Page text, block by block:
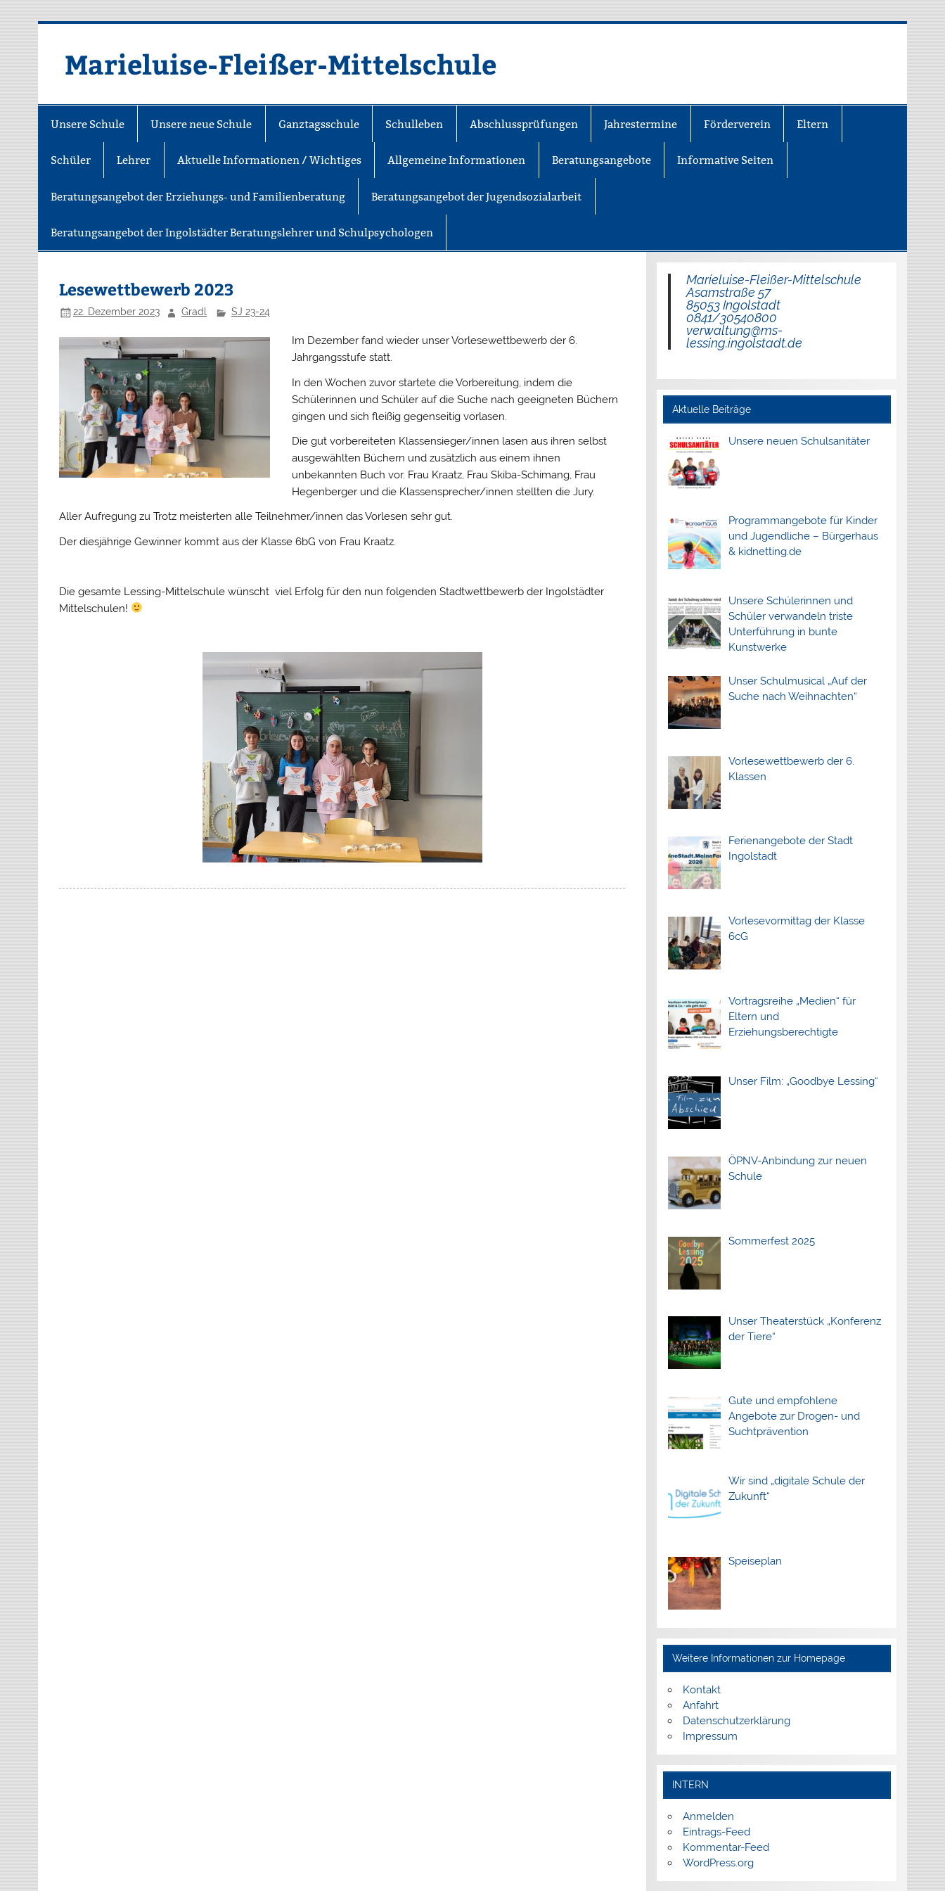
Marieluise-Fleißer-Mittelschule
Unsere Schule Unsere neue Schule Ganztagsschule Schulleben Abschlussprüfungen Jahrestermine Förderverein Eltern
Schüler Lehrer Aktuelle Informationen / Wichtiges Allgemeine Informationen Beratungsangebote Informative Seiten
Beratungsangebot der Erziehungs- und Familienberatung Beratungsangebot der Jugendsozialarbeit
Beratungsangebot der Ingolstädter Beratungslehrer und Schulpsychologen
Lesewettbewerb 2023
22. Dezember 2023 Gradl SJ 23-24
Im Dezember fand wieder unser Vorlesewettbewerb der 6.
Jahrgangsstufe statt.
In den Wochen zuvor startete die Vorbereitung, indem die
Schülerinnen und Schüler auf die Suche nach geeigneten Büchern
gingen und sich fleißig gegenseitig vorlasen.
Die gut vorbereiteten Klassensieger/innen lasen aus ihren selbst
ausgewählten Büchern und zusätzlich aus einem ihnen
unbekannten Buch vor. Frau Kraatz, Frau Skiba-Schimang, Frau
Hegenberger und die Klassensprecher/innen stellten die Jury.
Aller Aufregung zu Trotz meisterten alle Teilnehmer/innen das Vorlesen sehr gut.
Der diesjährige Gewinner kommt aus der Klasse 6bG von Frau Kraatz.
Die gesamte Lessing-Mittelschule wünscht viel Erfolg für den nun folgenden Stadtwettbewerb der Ingolstädter
Mittelschulen!
Marieluise-Fleißer-Mittelschule
Asamstraße 57
85053 Ingolstadt
0841/30540800
verwaltung@ms-
lessing.ingolstadt.de
Aktuelle Beiträge
Unsere neuen Schulsanitäter
Programmangebote für Kinder
und Jugendliche – Bürgerhaus
& kidnetting.de
Unsere Schülerinnen und
Schüler verwandeln triste
Unterführung in bunte
Kunstwerke
Unser Schulmusical „Auf der
Suche nach Weihnachten“
Vorlesewettbewerb der 6.
Klassen
Ferienangebote der Stadt
Ingolstadt
Vorlesevormittag der Klasse
6cG
Vortragsreihe „Medien“ für
Eltern und
Erziehungsberechtigte
Unser Film: „Goodbye Lessing“
ÖPNV-Anbindung zur neuen
Schule
Sommerfest 2025
Unser Theaterstück „Konferenz
der Tiere“
Gute und empfohlene
Angebote zur Drogen- und
Suchtprävention
Wir sind „digitale Schule der
Zukunft“
Speiseplan
Weitere Informationen zur Homepage
Kontakt
Anfahrt
Datenschutzerklärung
Impressum
INTERN
Anmelden
Eintrags-Feed
Kommentar-Feed
WordPress.org